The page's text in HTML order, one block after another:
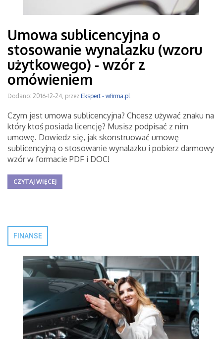
Umowa sublicencyjna o
stosowanie wynalazku (wzoru
użytkowego) - wzór z
omówieniem
Dodano: 2016-12-24, przez Ekspert - wfirma.pl
Czym jest umowa sublicencyjna? Chcesz używać znaku na
który ktoś posiada licencję? Musisz podpisać z nim
umowę. Dowiedz się, jak skonstruować umowę
sublicencyjną o stosowanie wynalazku i pobierz darmowy
wzór w formacie PDF i DOC!
CZYTAJ WIĘCEJ
FINANSE